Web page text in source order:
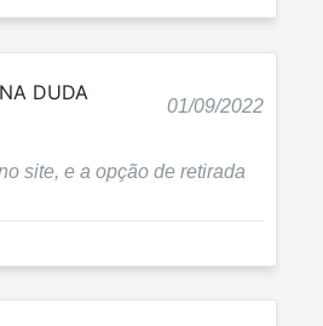
DUDA
01/09/2022
site, e a opção de retirada